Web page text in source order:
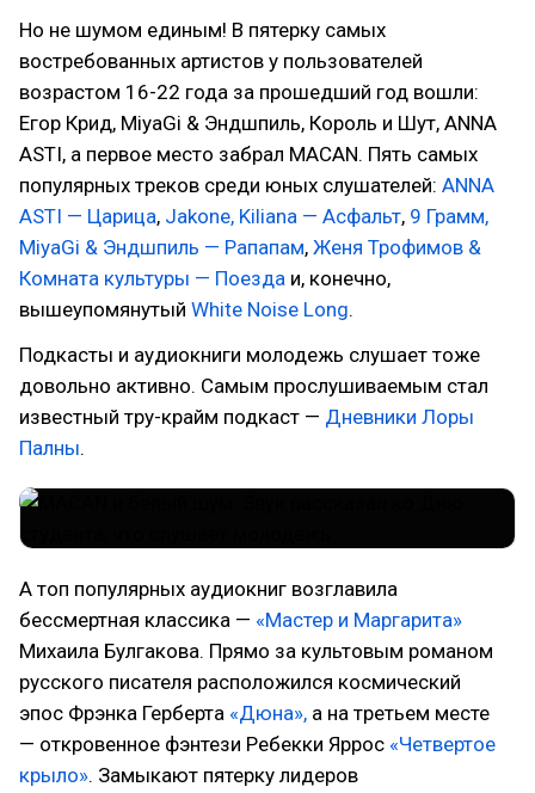
Но не шумом единым! В пятерку самых
востребованных артистов у пользователей
возрастом 16-22 года за прошедший год вошли:
Егор Крид, MiyaGi & Эндшпиль, Король и Шут, ANNA
ASTI, а первое место забрал MACAN. Пять самых
популярных треков среди юных слушателей: ANNA
ASTI — Царица, Jakone, Kiliana — Асфальт, 9 Грамм,
MiyaGi & Эндшпиль — Рапапам, Женя Трофимов &
Комната культуры — Поезда и, конечно,
вышеупомянутый White Noise Long.
Подкасты и аудиокниги молодежь слушает тоже
довольно активно. Самым прослушиваемым стал
известный тру-крайм подкаст — Дневники Лоры
Палны.
А топ популярных аудиокниг возглавила
бессмертная классика — «Мастер и Маргарита»
Михаила Булгакова. Прямо за культовым романом
русского писателя расположился космический
эпос Фрэнка Герберта «Дюна», а на третьем месте
— откровенное фэнтези Ребекки Яррос «Четвертое
крыло». Замыкают пятерку лидеров